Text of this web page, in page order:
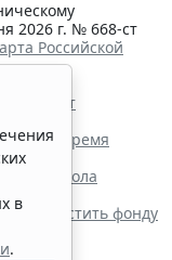
2026 г. № 668-ст
Российской
СИЗ от
во время
протокола
возместить фонду
в
.